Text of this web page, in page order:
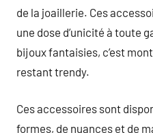
de la joaillerie. Ces
une dose d’unicité à toute
bijoux fantaisies, c’est
restant trendy.
Ces accessoires sont
formes, de nuances et de